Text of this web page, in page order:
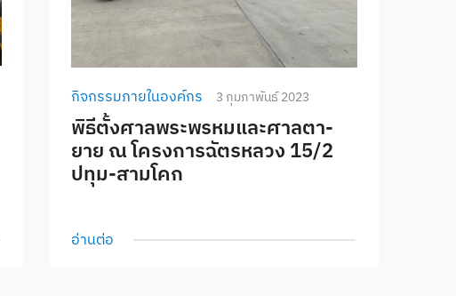
กิจกรรมภายในองค์กร 3 กุมภาพันธ์ 2023
พิธีตั้งศาลพระพรหมและศาลตา-
ยาย ณ โครงการฉัตรหลวง 15/2
ปทุม-สามโคก
อ่านต่อ